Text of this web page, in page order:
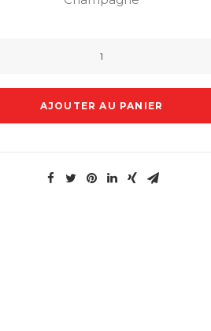
Champagne
Gosset
AJOUTER AU PANIER